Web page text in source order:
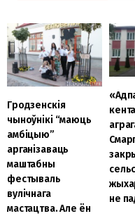
Гродзенскія
чыноўнікі “маюць
амбіцыю”
арганізаваць
маштабны
фестываль
вулічнага
мастацтва. Але ён
не